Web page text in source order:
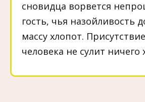
сновидца ворвется
гость, чья назойливость
массу хлопот.
человека не сулит ничего